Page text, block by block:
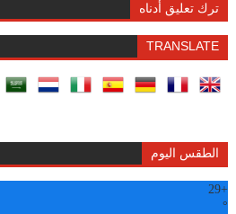
ترك تعليق أدناه
TRANSLATE
الطقس اليوم
+
29
°